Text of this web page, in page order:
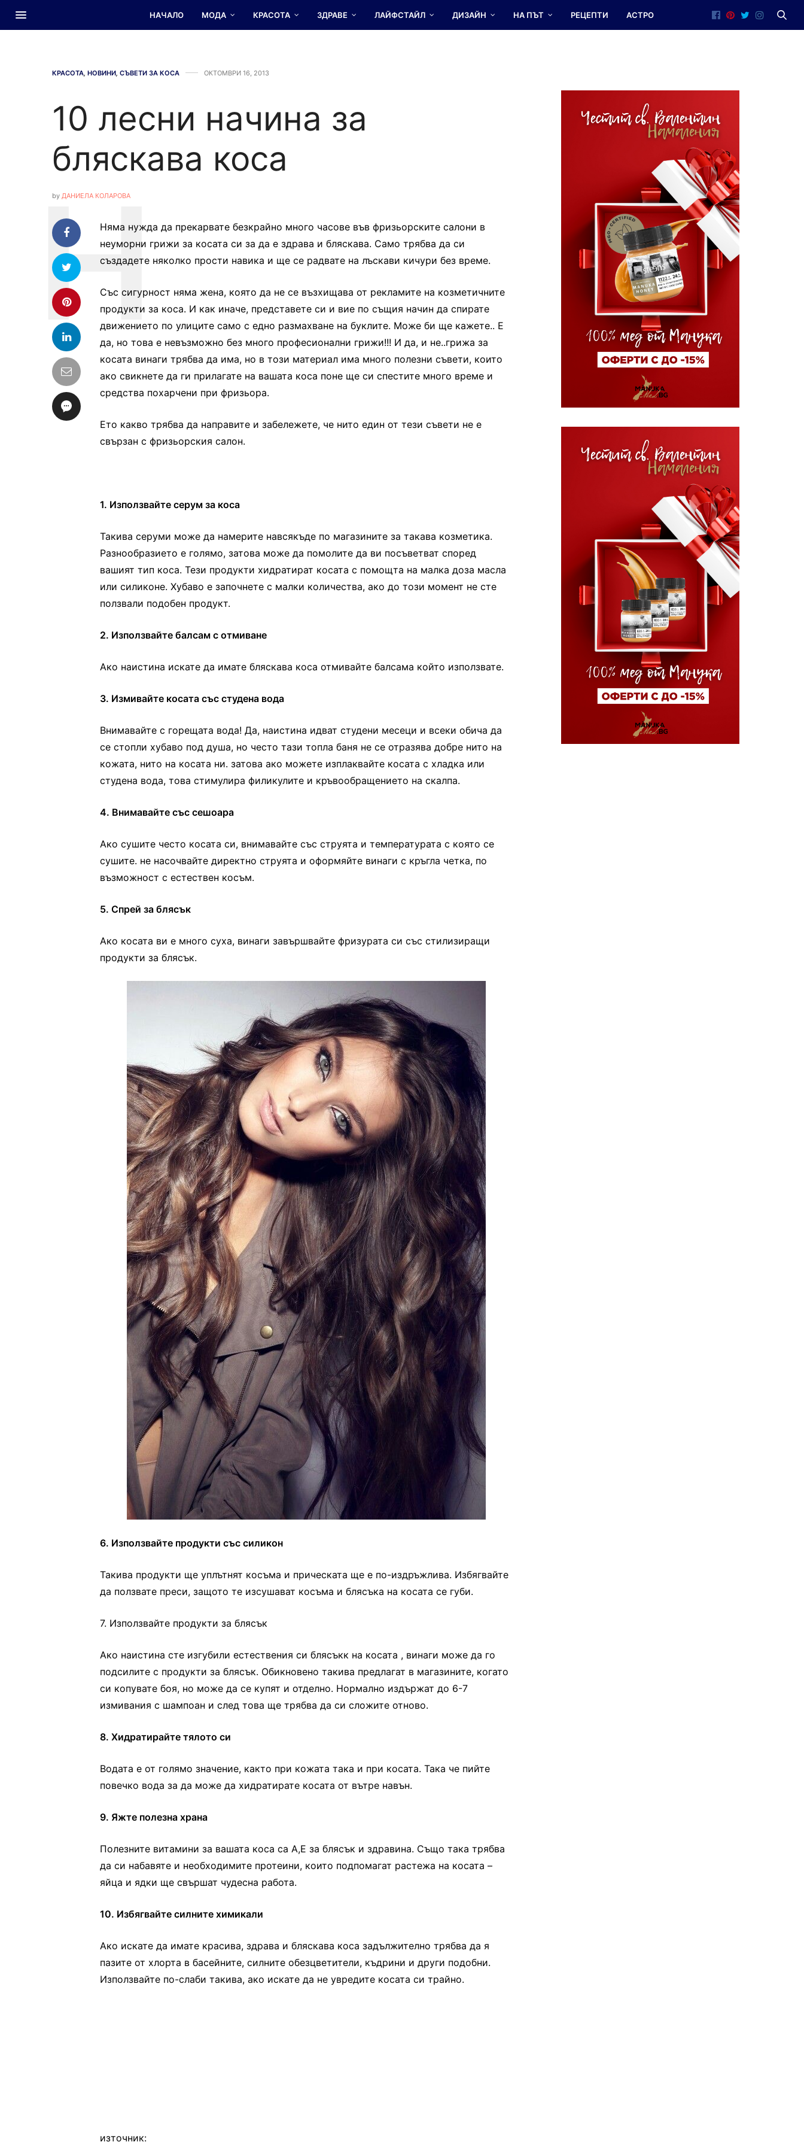
НАЧАЛО МОДА КРАСОТА ЗДРАВЕ ЛАЙФСТАЙЛ ДИЗАЙН НА ПЪТ РЕЦЕПТИ АСТРО
КРАСОТА, НОВИНИ, СЪВЕТИ ЗА КОСА ОКТОМВРИ 16, 2013
10 лесни начина за
бляскава коса
by ДАНИЕЛА КОЛАРОВА
Няма нужда да прекарвате безкрайно много часове във фризьорските салони в
неуморни грижи за косата си за да е здрава и бляскава. Само трябва да си
създадете няколко прости навика и ще се радвате на лъскави кичури без време.
Със сигурност няма жена, която да не се възхищава от рекламите на козметичните
продукти за коса. И как иначе, представете си и вие по същия начин да спирате
движението по улиците само с едно размахване на буклите. Може би ще кажете.. Е
да, но това е невъзможно без много професионални грижи!!! И да, и не..грижа за
косата винаги трябва да има, но в този материал има много полезни съвети, които
ако свикнете да ги прилагате на вашата коса поне ще си спестите много време и
средства похарчени при фризьора.
Ето какво трябва да направите и забележете, че нито един от тези съвети не е
свързан с фризьорския салон.
1. Използвайте серум за коса
Такива серуми може да намерите навсякъде по магазините за такава козметика.
Разнообразието е голямо, затова може да помолите да ви посъветват според
вашият тип коса. Тези продукти хидратират косата с помощта на малка доза масла
или силиконе. Хубаво е започнете с малки количества, ако до този момент не сте
ползвали подобен продукт.
2. Използвайте балсам с отмиване
Ако наистина искате да имате бляскава коса отмивайте балсама който използвате.
3. Измивайте косата със студена вода
Внимавайте с горещата вода! Да, наистина идват студени месеци и всеки обича да
се стопли хубаво под душа, но често тази топла баня не се отразява добре нито на
кожата, нито на косата ни. затова ако можете изплаквайте косата с хладка или
студена вода, това стимулира филикулите и кръвообращението на скалпа.
4. Внимавайте със сешоара
Ако сушите често косата си, внимавайте със струята и температурата с която се
сушите. не насочвайте директно струята и оформяйте винаги с кръгла четка, по
възможност с естествен косъм.
5. Спрей за блясък
Ако косата ви е много суха, винаги завършвайте фризурата си със стилизиращи
продукти за блясък.
6. Използвайте продукти със силикон
Такива продукти ще уплътнят косъма и прическата ще е по-издръжлива. Избягвайте
да ползвате преси, защото те изсушават косъма и блясъка на косата се губи.
7. Използвайте продукти за блясък
Ако наистина сте изгубили естествения си блясъкк на косата , винаги може да го
подсилите с продукти за блясък. Обикновено такива предлагат в магазините, когато
си копувате боя, но може да се купят и отделно. Нормално издържат до 6-7
измивания с шампоан и след това ще трябва да си сложите отново.
8. Хидратирайте тялото си
Водата е от голямо значение, както при кожата така и при косата. Така че пийте
повечко вода за да може да хидратирате косата от вътре навън.
9. Яжте полезна храна
Полезните витамини за вашата коса са А,Е за блясък и здравина. Също така трябва
да си набавяте и необходимите протеини, които подпомагат растежа на косата –
яйца и ядки ще свършат чудесна работа.
10. Избягвайте силните химикали
Ако искате да имате красива, здрава и бляскава коса задължително трябва да я
пазите от хлорта в басейните, силните обезцветители, къдрини и други подобни.
Използвайте по-слаби такива, ако искате да не увредите косата си трайно.
източник: